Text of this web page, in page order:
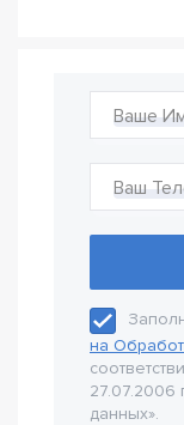
Ваше
Ваш
на
данных».